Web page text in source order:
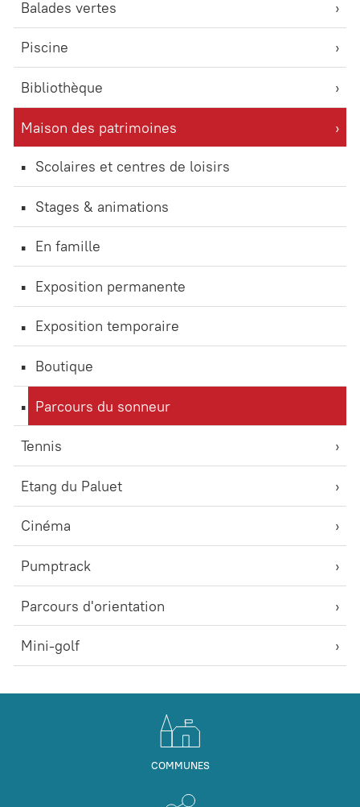
Balades vertes
Piscine
Bibliothèque
Maison des patrimoines
Scolaires et centres de loisirs
Stages & animations
En famille
Exposition permanente
Exposition temporaire
Boutique
Parcours du sonneur
Tennis
Etang du Paluet
Cinéma
Pumptrack
Parcours d'orientation
Mini-golf
COMMUNES